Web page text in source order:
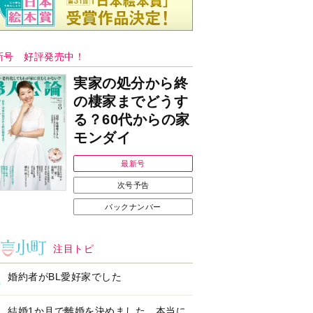
号 好評発売中！
実家の処分から終
の棲家までどうす
る？60代からの家
モンダイ
最新号
次号予告
バックナンバー
注目トピ
婚約者がBL愛好家でした